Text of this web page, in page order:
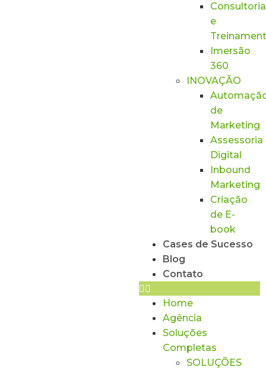
Consultoria
e
Imersão
360
INOVAÇÃO
de
Marketing
Assessoria
Digital
Inbound
Marketing
Criação
de E-
book
Cases de Sucesso
Blog
Contato
Home
Agência
Soluções
Completas
SOLUÇÕES